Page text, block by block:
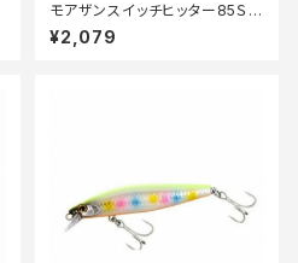
モアザンスイッチヒッター85Ｓ-
ＬＩ
¥2,079